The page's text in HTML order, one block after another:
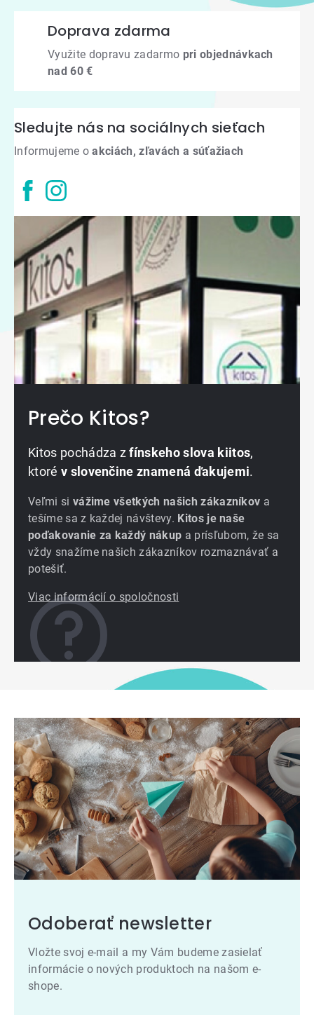
Doprava zdarma
Využite dopravu zadarmo pri objednávkach
nad 60 €
Sledujte nás na sociálnych sieťach
Informujeme oakciách, zľavách a súťažiach
Prečo Kitos?
Kitos pochádza zfínskeho slova kiitos,
ktoré v slovenčine znamená ďakujemi.
Veľmi si vážime všetkých našich zákazníkov a
tešíme sa z každej návštevy. Kitos je naše
poďakovanie za každý nákup a prísľubom, že sa
vždy snažíme našich zákazníkov rozmaznávať a
potešiť.
Viac informácií o spoločnosti
Odoberať newsletter
Vložte svoj e-mail a my Vám budeme zasielať
informácie o nových produktoch na našom e-
shope.